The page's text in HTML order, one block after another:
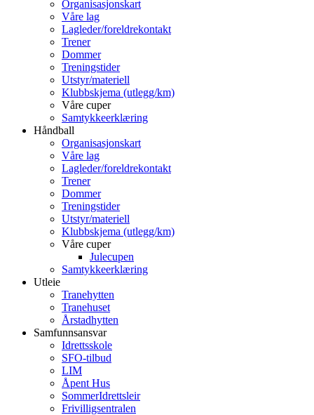
Organisasjonskart
Våre lag
Lagleder/foreldrekontakt
Trener
Dommer
Treningstider
Utstyr/materiell
Klubbskjema (utlegg/km)
Våre cuper
Samtykkeerklæring
Håndball
Organisasjonskart
Våre lag
Lagleder/foreldrekontakt
Trener
Dommer
Treningstider
Utstyr/materiell
Klubbskjema (utlegg/km)
Våre cuper
Julecupen
Samtykkeerklæring
Utleie
Tranehytten
Tranehuset
Årstadhytten
Samfunnsansvar
Idrettsskole
SFO-tilbud
LIM
Åpent Hus
SommerIdrettsleir
Frivilligsentralen